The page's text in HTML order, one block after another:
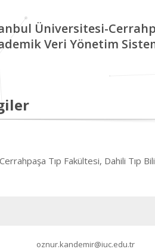
Üniversitesi-
Veri Yönetim
Cerrahpaşa Tıp Fakültesi, Dahili Tıp
oznur.kandemir@iuc.edu.tr